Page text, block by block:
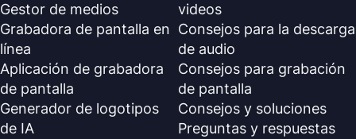
Gestor de medios
Grabadora de pantalla en
línea
Aplicación de grabadora
de pantalla
Generador de logotipos
de IA
videos
Consejos para la descarga
de audio
Consejos para grabación
de pantalla
Consejos y soluciones
Preguntas y respuestas